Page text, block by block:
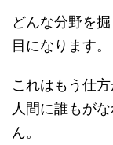
どんな分野を
目になります。
これはもう仕
人間に誰もが
ん。